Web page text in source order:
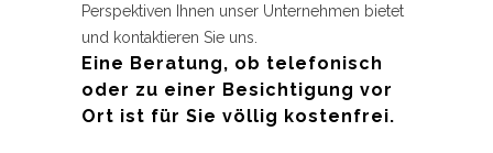
Perspektiven Ihnen unser Unternehmen bietet
und kontaktieren Sie uns.
Eine Beratung, ob telefonisch
oder zu einer Besichtigung vor
Ort ist für Sie völlig kostenfrei.